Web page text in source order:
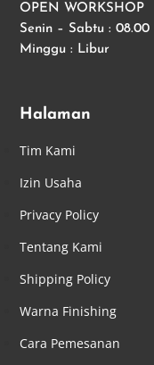
OPEN WORKSHOP
Senin – Sabtu : 08.00
Minggu : Libur
Halaman
Tim Kami
Izin Usaha
Privacy Policy
Tentang Kami
Shipping Policy
Warna Finishing
Cara Pemesanan